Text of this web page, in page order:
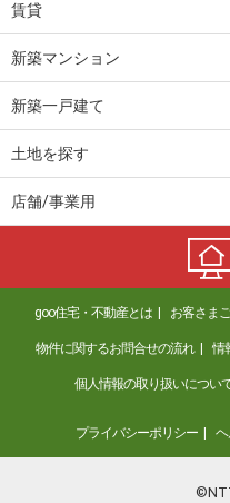
賃貸
新築マンション
新築一戸建て
土地を探す
店舗/事業用
goo住宅・不動産とは お客さま
物件に関するお問合せの流れ 情
個人情報の取り扱いについ
プライバシーポリシー ヘ